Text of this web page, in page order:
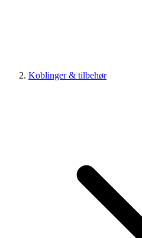
Koblinger & tilbehør